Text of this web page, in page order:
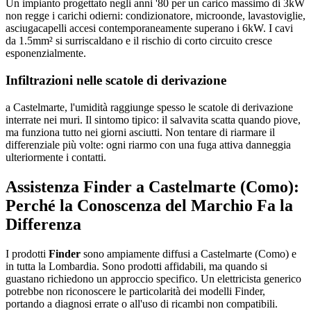
Un impianto progettato negli anni '80 per un carico massimo di 3kW
non regge i carichi odierni: condizionatore, microonde, lavastoviglie,
asciugacapelli accesi contemporaneamente superano i 6kW. I cavi
da 1.5mm² si surriscaldano e il rischio di corto circuito cresce
esponenzialmente.
Infiltrazioni nelle scatole di derivazione
a Castelmarte, l'umidità raggiunge spesso le scatole di derivazione
interrate nei muri. Il sintomo tipico: il salvavita scatta quando piove,
ma funziona tutto nei giorni asciutti. Non tentare di riarmare il
differenziale più volte: ogni riarmo con una fuga attiva danneggia
ulteriormente i contatti.
Assistenza Finder a Castelmarte (Como):
Perché la Conoscenza del Marchio Fa la
Differenza
I prodotti Finder sono ampiamente diffusi a Castelmarte (Como) e
in tutta la Lombardia. Sono prodotti affidabili, ma quando si
guastano richiedono un approccio specifico. Un elettricista generico
potrebbe non riconoscere le particolarità dei modelli Finder,
portando a diagnosi errate o all'uso di ricambi non compatibili.